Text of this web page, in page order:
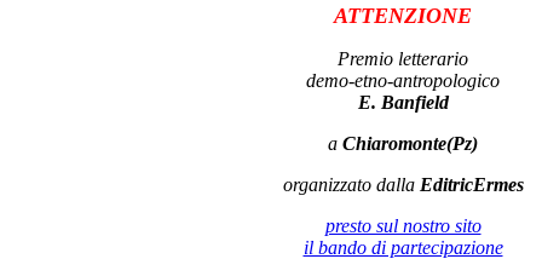
ATTENZIONE
Premio letterario
demo-etno-antropologico
E. Banfield
a Chiaromonte(Pz)
organizzato dalla EditricErmes
presto sul nostro sito
il bando di partecipazione